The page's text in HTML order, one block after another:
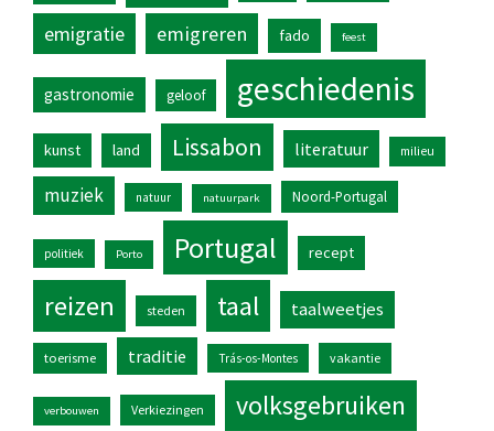
emigratie emigreren fado feest
gastronomie geloof geschiedenis
kunst land Lissabon literatuur milieu
muziek natuur natuurpark Noord-Portugal
politiek Porto Portugal recept
reizen steden taal taalweetjes
toerisme traditie Trás-os-Montes vakantie
verbouwen Verkiezingen volksgebruiken